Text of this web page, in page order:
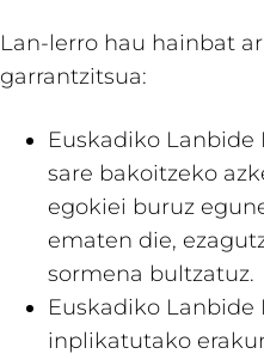
Lan-lerro hau hainbat
garrantzitsua:
Euskadiko Lanbide
sare bakoitzeko
egokiei buruz
ematen die,
sormena bultzatuz.
Euskadiko Lanbide
inplikatutako